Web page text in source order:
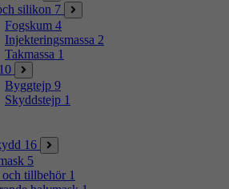
silikon 7
Fogskum 4
Injekteringsmassa 2
Takmassa 1
10
Byggtejp 9
Skyddstejp 1
16
5
tillbehör 1